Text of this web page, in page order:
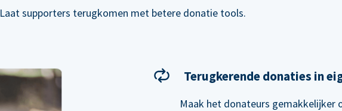
Laat supporters terugkomen met betere donatie tools.
Terugkerende donaties in
Maak het donateurs gemakkelijker